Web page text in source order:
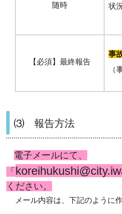
随時 状
【必須】最終報告
事
（
⑶ 報告方法
電子メールにて、
「
ください。
メール内容は、下記のように